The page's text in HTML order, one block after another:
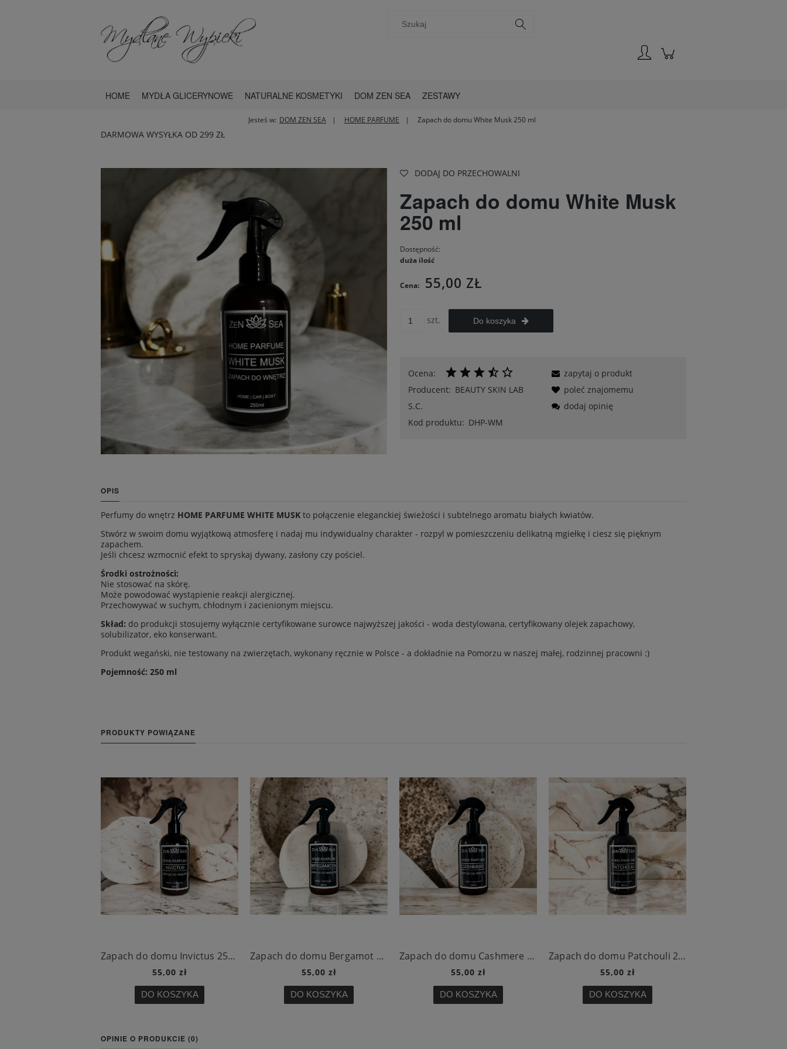
HOME MYDŁA GLICERYNOWE NATURALNE KOSMETYKI DOM ZEN SEA ZESTAWY
Jesteś w: DOM ZEN SEA HOME PARFUME Zapach do domu White Musk 250 ml
DARMOWA WYSYŁKA OD 299 ZŁ
DODAJ DO PRZECHOWALNI
Zapach do domu White Musk
250 ml
Dostępność:
duża ilość
Cena: 55,00 ZŁ
szt. Do koszyka
Ocena:
Producent: BEAUTY SKIN LAB
S.C.
Kod produktu: DHP-WM
zapytaj o produkt
poleć znajomemu
dodaj opinię
OPIS
Perfumy do wnętrz HOME PARFUME WHITE MUSK to połączenie eleganckiej świeżości i subtelnego aromatu białych kwiatów.
Stwórz w swoim domu wyjątkową atmosferę i nadaj mu indywidualny charakter - rozpyl w pomieszczeniu delikatną mgiełkę i ciesz się pięknym
zapachem.
Jeśli chcesz wzmocnić efekt to spryskaj dywany, zasłony czy pościel.
Środki ostrożności:
Nie stosować na skórę.
Może powodować wystąpienie reakcji alergicznej.
Przechowywać w suchym, chłodnym i zacienionym miejscu.
Skład: do produkcji stosujemy wyłącznie certyfikowane surowce najwyższej jakości - woda destylowana, certyfikowany olejek zapachowy,
solubilizator, eko konserwant.
Produkt wegański, nie testowany na zwierzętach, wykonany ręcznie w Polsce - a dokładnie na Pomorzu w naszej małej, rodzinnej pracowni :)
Pojemność: 250 ml
PRODUKTY POWIĄZANE
Zapach do domu Invictus 250 ml
55,00 zł
DO KOSZYKA
Zapach do domu Bergamot 250 ml
55,00 zł
DO KOSZYKA
Zapach do domu Cashmere 250 ml
55,00 zł
DO KOSZYKA
Zapach do domu Patchouli 250 ml
55,00 zł
DO KOSZYKA
OPINIE O PRODUKCIE (0)